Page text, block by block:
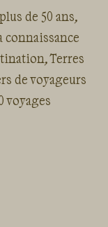
de 50 ans,
connaissance
Terres
de voyageurs
voyages